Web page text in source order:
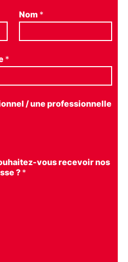
Nom *
*
/ une professionnelle
vous recevoir nos
? *